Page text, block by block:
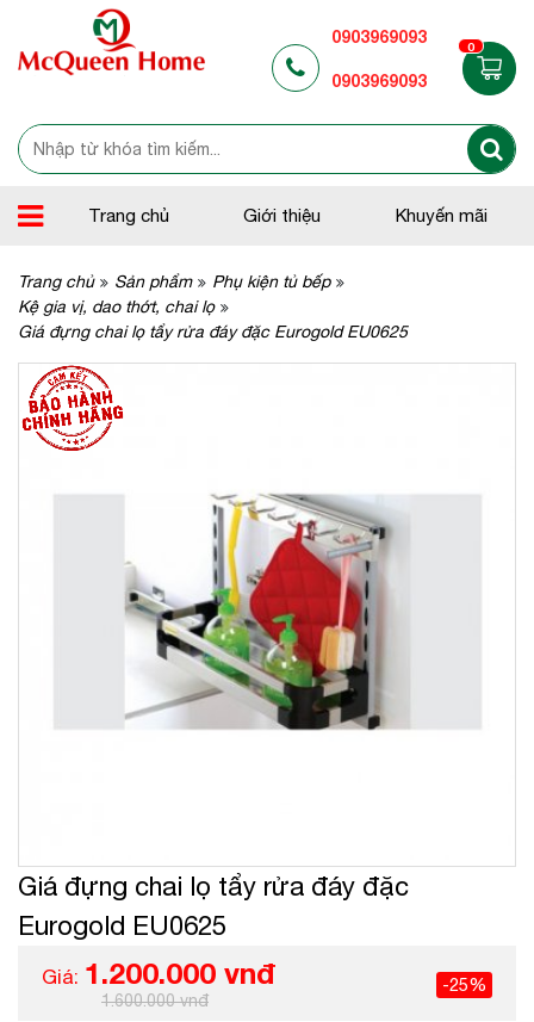
0903969093
0903969093
0
Trang chủ Giới thiệu Khuyến mãi
Trang chủ Sản phẩm
Phụ kiện tủ bếp
Kệ gia vị, dao thớt, chai lọ
Giá đựng chai lọ tẩy rửa đáy đặc Eurogold EU0625
Giá đựng chai lọ tẩy rửa đáy đặc
Eurogold EU0625
Giá: 1.200.000 vnđ
1.600.000 vnđ
-25%